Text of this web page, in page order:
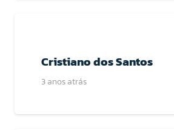
Cristiano dos Santos
3 anos atrás